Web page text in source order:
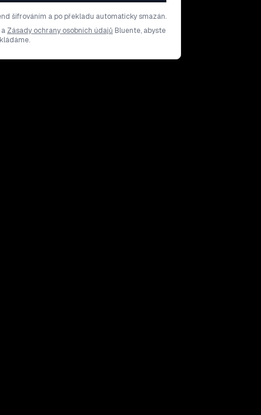
šifrováním a po překladu automaticky smazán.
a Zásady ochrany osobních údajů Bluente, abyste